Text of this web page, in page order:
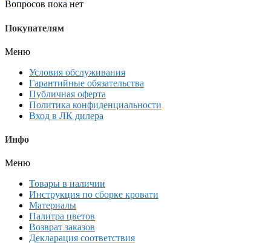
Вопросов пока нет
Покупателям
Меню
Условия обслуживания
Гарантийные обязательства
Публичная оферта
Политика конфиденциальности
Вход в ЛК дилера
Инфо
Меню
Товары в наличии
Инструкция по сборке кровати
Материалы
Палитра цветов
Возврат заказов
Декларация соответствия